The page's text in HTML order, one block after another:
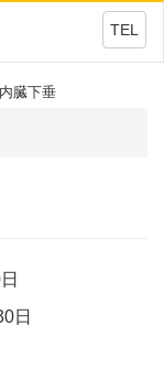
TEL
臓下垂
日